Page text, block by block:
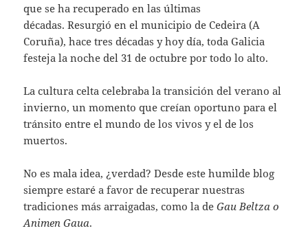
que se ha recuperado en las últimas
décadas. Resurgió en el municipio de Cedeira (A
Coruña), hace tres décadas y hoy día, toda Galicia
festeja la noche del 31 de octubre por todo lo alto.
La cultura celta celebraba la transición del verano al
invierno, un momento que creían oportuno para el
tránsito entre el mundo de los vivos y el de los
muertos.
No es mala idea, ¿verdad? Desde este humilde blog
siempre estaré a favor de recuperar nuestras
tradiciones más arraigadas, como la deGau Beltza o
Animen Gaua.